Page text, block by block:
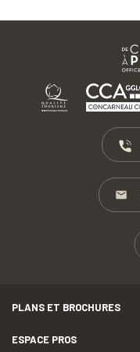
PLANS ET BROCHURES
ESPACE PROS